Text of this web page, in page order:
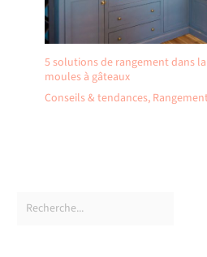
5 solutions de rangement dans
moules à gâteaux
Conseils & tendances,